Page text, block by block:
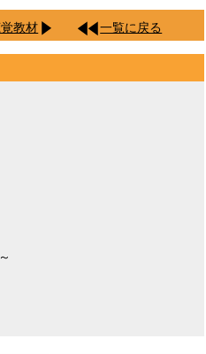
教材 一覧に戻る